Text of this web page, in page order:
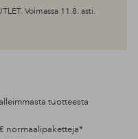
Voimassa 11.8. asti.
tuotteesta
normaalipaketteja*